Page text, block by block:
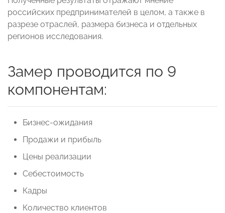
российских предпринимателей в целом, а также в
разрезе отраслей, размера бизнеса и отдельных
регионов исследования.
Замер проводится по 9
компонентам:
Бизнес-ожидания
Продажи и прибыль
Цены реализации
Себестоимость
Кадры
Количество клиентов